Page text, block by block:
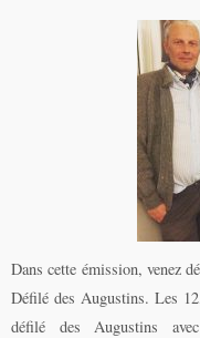
Dans cette émission, venez
Défilé des Augustins. Les
défilé des Augustins